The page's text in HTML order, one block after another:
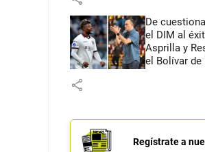
De
el DIM al
Asprilla y
el Bolívar de
share
Regístrate a